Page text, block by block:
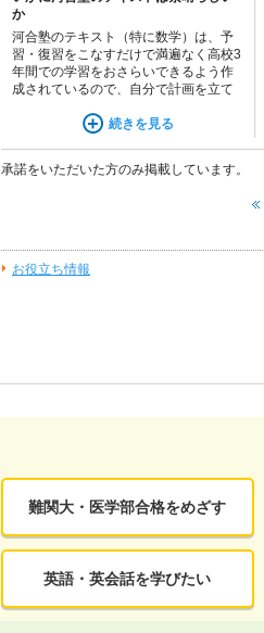
か
河合塾のテキスト（特に数学）は、予
習・復習をこなすだけで満遍なく高校3
年間での学習をおさらいできるよう作
成されているので、自分で計画を立て
取り組むことができました。難度も簡
ベーションとなってくれました。
続きを見る
承諾をいただいた方のみ掲載しています。
お役立ち情報
難関大・医学部合格をめざす
英語・英会話を学びたい